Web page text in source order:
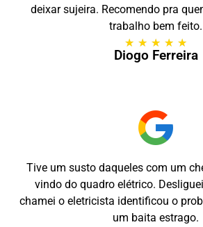
deixar sujeira. Recomendo pra
trabalho bem feito.
★ ★ ★ ★ ★
Diogo Ferreira
Tive um susto daqueles com um
vindo do quadro elétrico.
chamei o eletricista identificou o
um baita estrago.